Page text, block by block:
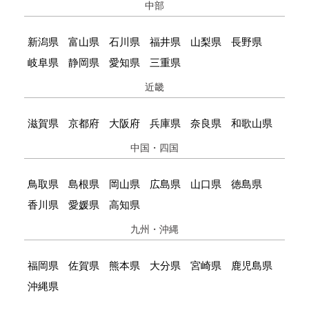
中部
新潟県 富山県 石川県 福井県 山梨県
長野県
岐阜県
静岡県 愛知県 三重県
近畿
滋賀県 京都府 大阪府 兵庫県 奈良県 和歌山県
中国・四国
鳥取県 島根県 岡山県 広島県 山口県
徳島県
香川県
愛媛県 高知県
九州・沖縄
福岡県 佐賀県 熊本県 大分県 宮崎県
鹿児島県
沖縄県